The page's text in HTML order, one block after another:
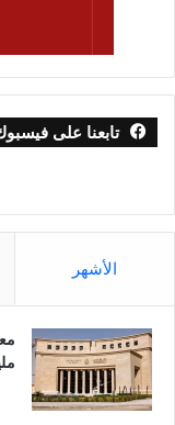
تابعنا على
الأشهر